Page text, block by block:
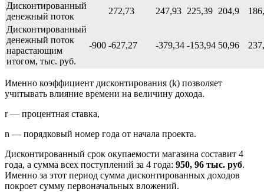
Дисконтированный
денежный поток
272,73 247,93 225,39 204,9
Дисконтированный
денежный поток
нарастающим
итогом, тыс. руб.
-900 -627,27 -379,34 -153,94 50,96
Именно коэффициент дисконтирования (k) позволяет
учитывать влияние времени на величину дохода.
r — процентная ставка,
n — порядковый номер года от начала проекта.
Дисконтированный срок окупаемости магазина составит 4
года, а сумма всех поступлений за 4 года: 950, 96 тыс. руб.
Именно за этот период сумма дисконтированных доходов
покроет сумму первоначальных вложений.